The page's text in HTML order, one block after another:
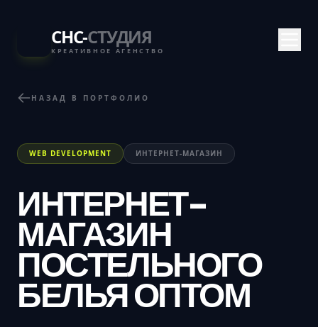
СНС-СТУДИЯ
КРЕАТИВНОЕ АГЕНСТВО
НАЗАД В ПОРТФОЛИО
WEB DEVELOPMENT ИНТЕРНЕТ-МАГАЗИН
ИНТЕРНЕТ-
МАГАЗИН
ПОСТЕЛЬНОГО
БЕЛЬЯ ОПТОМ